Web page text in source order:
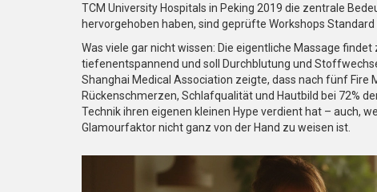
TCM University Hospitals in Peking 2019 die zentrale
hervorgehoben haben, sind geprüfte Workshops Standard
Was viele gar nicht wissen: Die eigentliche Massage
tiefenentspannend und soll Durchblutung und
Shanghai Medical Association zeigte, dass nach fünf Fire
Rückenschmerzen, Schlafqualität und Hautbild bei 72%
Technik ihren eigenen kleinen Hype verdient hat – auch,
Glamourfaktor nicht ganz von der Hand zu weisen ist.